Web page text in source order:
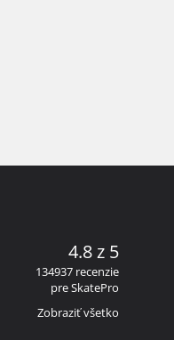
4.8 z 5
134937 recenzie
pre SkatePro
Zobraziť všetko